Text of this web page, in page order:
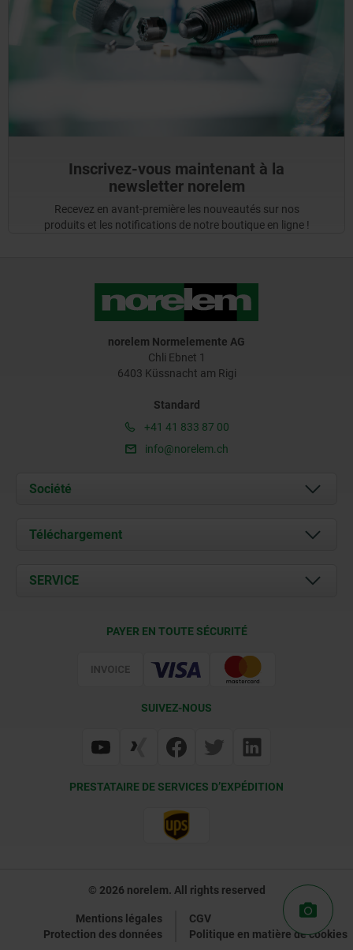
Inscrivez-vous maintenant à la
newsletter norelem
Recevez en avant-première les nouveautés sur nos
produits et les notifications de notre boutique en ligne !
norelem Normelemente AG
Chli Ebnet 1
6403 Küssnacht am Rigi
Standard
+41 41 833 87 00
info@norelem.ch
Société
À propos de nous
Contact
Téléchargement
Documents
SERVICE
PAYER EN TOUTE SÉCURITÉ
SUIVEZ-NOUS
PRESTATAIRE DE SERVICES D’EXPÉDITION
© 2026 norelem. All rights reserved
Mentions légales
CGV
Protection des données
Politique en matière de cookies